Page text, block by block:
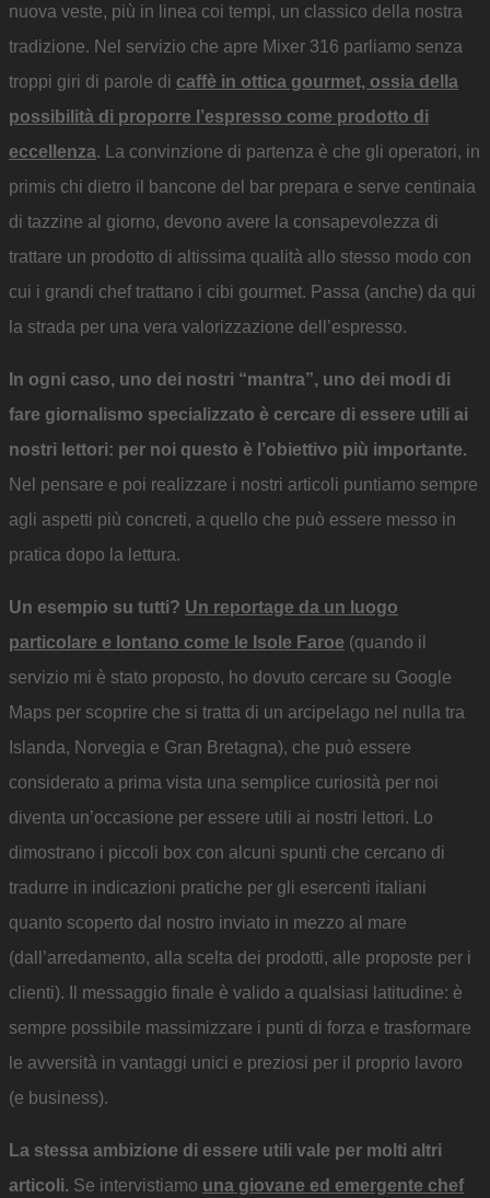
nuova veste, più in linea coi tempi, un classico della nostra
tradizione. Nel servizio che apre Mixer 316 parliamo senza
troppi giri di parole di caffè in ottica gourmet, ossia della
possibilità di proporre l’espresso come prodotto di
eccellenza. La convinzione di partenza è che gli operatori, in
primis chi dietro il bancone del bar prepara e serve centinaia
di tazzine al giorno, devono avere la consapevolezza di
trattare un prodotto di altissima qualità allo stesso modo con
cui i grandi chef trattano i cibi gourmet. Passa (anche) da qui
la strada per una vera valorizzazione dell’espresso.
In ogni caso, uno dei nostri “mantra”, uno dei modi di
fare giornalismo specializzato è cercare di essere utili ai
nostri lettori: per noi questo è l’obiettivo più importante.
Nel pensare e poi realizzare i nostri articoli puntiamo sempre
agli aspetti più concreti, a quello che può essere messo in
pratica dopo la lettura.
Un esempio su tutti? Un reportage da un luogo
particolare e lontano come le Isole Faroe (quando il
servizio mi è stato proposto, ho dovuto cercare su Google
Maps per scoprire che si tratta di un arcipelago nel nulla tra
Islanda, Norvegia e Gran Bretagna), che può essere
considerato a prima vista una semplice curiosità per noi
diventa un’occasione per essere utili ai nostri lettori. Lo
dimostrano i piccoli box con alcuni spunti che cercano di
tradurre in indicazioni pratiche per gli esercenti italiani
quanto scoperto dal nostro inviato in mezzo al mare
(dall’arredamento, alla scelta dei prodotti, alle proposte per i
clienti). Il messaggio finale è valido a qualsiasi latitudine: è
sempre possibile massimizzare i punti di forza e trasformare
le avversità in vantaggi unici e preziosi per il proprio lavoro
(e business).
La stessa ambizione di essere utili vale per molti altri
articoli. Se intervistiamo una giovane ed emergente chef